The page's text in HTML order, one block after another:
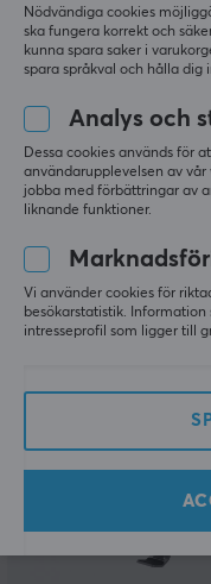
j5create
Justerbart
Aluminium med 4K
C Mini
(0)
Nödvändiga cookies
ska fungera korrekt och
kunna spara saker i
spara språkval och hålla dig
Analys och
Dessa cookies används för
användarupplevelsen av
jobba med förbättringar av
liknande funktioner.
Vi använder cookies för
besökarstatistik. Information
intresseprofil som ligger till